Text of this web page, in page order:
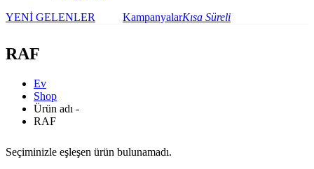
YENİ GELENLER
KampanyalarKısa Süreli
RAF
Ev
Shop
Ürün adı -
RAF
Seçiminizle eşleşen ürün bulunamadı.